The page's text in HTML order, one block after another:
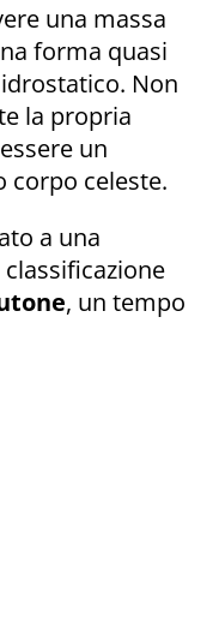
una massa
forma quasi
Non
la propria
un
corpo celeste.
a una
, un tempo